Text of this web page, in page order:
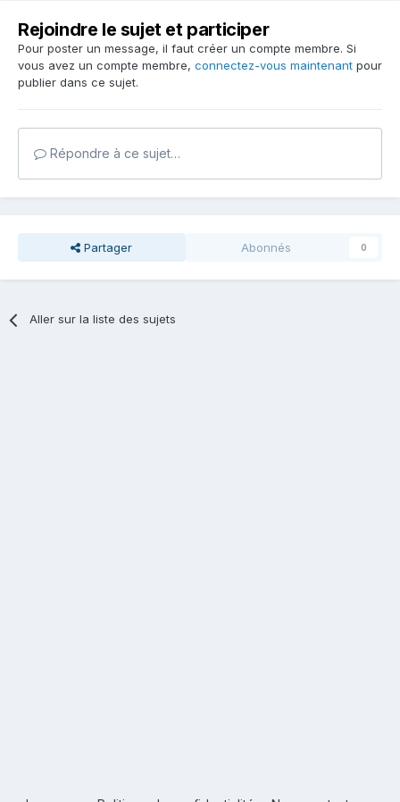
Rejoindre le sujet et participer
Pour poster un message, il faut créer un compte membre. Si
vous avez un compte membre, connectez-vous maintenant pour
publier dans ce sujet.
Répondre à ce sujet…
Partager Abonnés 0
Aller sur la liste des sujets